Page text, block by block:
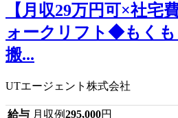
【月収29万円可×社宅
ォークリフト◆もく
搬...
UTエージェント株式会社
給与 月収例295,000円